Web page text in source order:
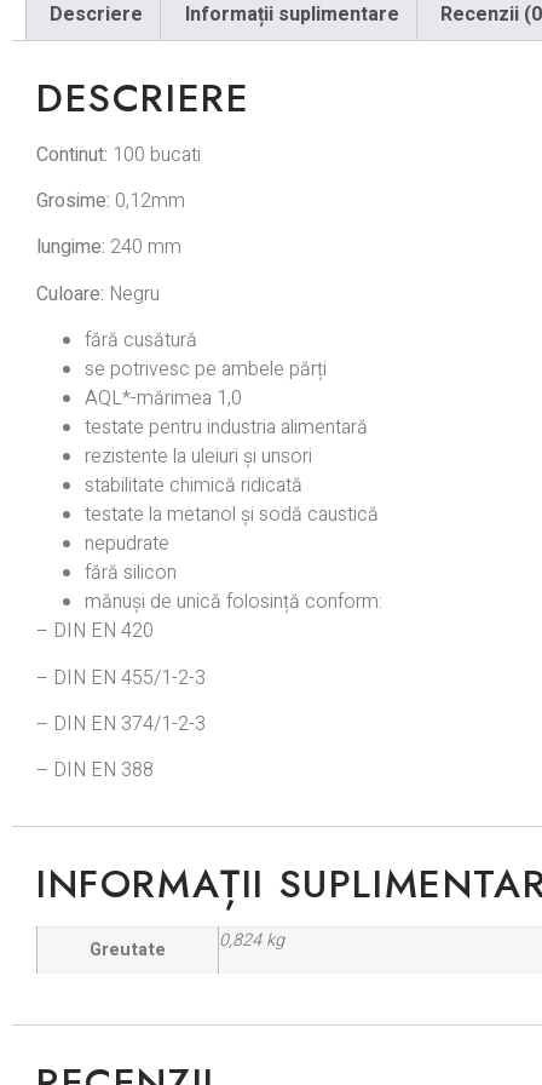
Descriere Informații suplimentare Recenzii
DESCRIERE
Continut: 100 bucati
Grosime: 0,12mm
lungime: 240 mm
Culoare: Negru
fără cusătură
se potrivesc pe ambele părți
AQL*-mărimea 1,0
testate pentru industria alimentară
rezistente la uleiuri și unsori
stabilitate chimică ridicată
testate la metanol și sodă caustică
nepudrate
fără silicon
mănuși de unică folosință conform:
– DIN EN 420
– DIN EN 455/1-2-3
– DIN EN 374/1-2-3
– DIN EN 388
INFORMAȚII
Greutate 0,824 kg